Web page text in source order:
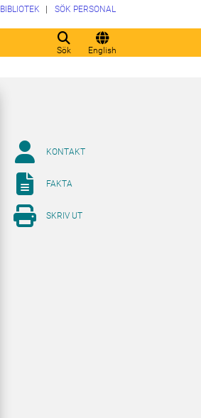
Sök English
BIBLIOTEK SÖK PERSONAL
KONTAKT
FAKTA
SKRIV UT